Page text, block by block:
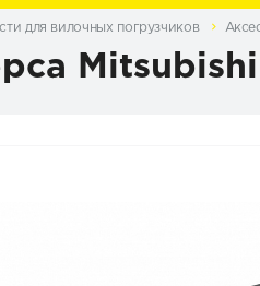
для вилочных погрузчиков
Mitsubishi